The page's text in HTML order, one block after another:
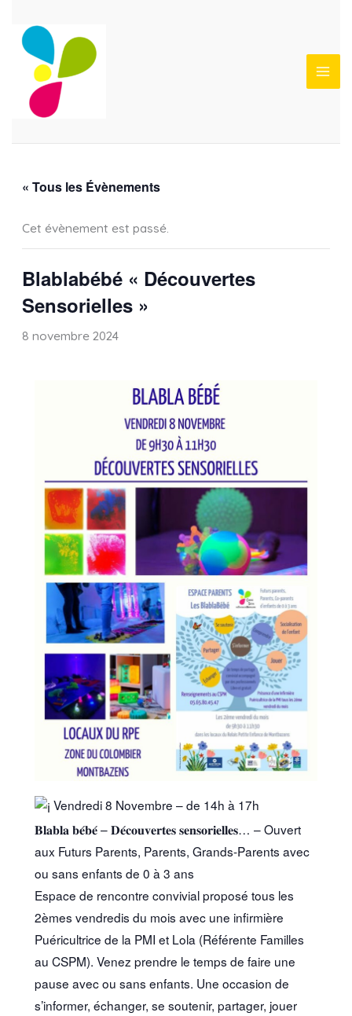
contenu
« Tous les Évènements
Cet évènement est passé.
Blablabébé « Découvertes
Sensorielles »
8 novembre 2024
Vendredi 8 Novembre – de 14h à 17h
𝐁𝐥𝐚𝐛𝐥𝐚 𝐛𝐞́𝐛𝐞́ – 𝐃𝐞́𝐜𝐨𝐮𝐯𝐞𝐫𝐭𝐞𝐬 𝐬𝐞𝐧𝐬𝐨𝐫𝐢𝐞𝐥𝐥𝐞𝐬… – Ouvert
aux Futurs Parents, Parents, Grands-Parents avec
ou sans enfants de 0 à 3 ans
Espace de rencontre convivial proposé tous les
2èmes vendredis du mois avec une infirmière
Puéricultrice de la PMI et Lola (Référente Familles
au CSPM). Venez prendre le temps de faire une
pause avec ou sans enfants. Une occasion de
s’informer, échanger, se soutenir, partager, jouer